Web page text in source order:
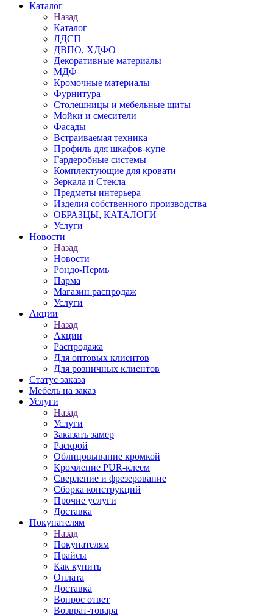
Каталог
Назад
Каталог
ЛДСП
ДВПО, ХДФО
Декоративные материалы
МДФ
Кромочные материалы
Фурнитура
Столешницы и мебельные щиты
Мойки и смесители
Фасады
Встраиваемая техника
Профиль для шкафов-купе
Гардеробные системы
Комплектующие для кровати
Зеркала и Стекла
Предметы интерьера
Изделия собственного производства
ОБРАЗЦЫ, КАТАЛОГИ
Услуги
Новости
Назад
Новости
Рондо-Пермь
Парма
Магазин распродаж
Услуги
Акции
Назад
Акции
Распродажа
Для оптовых клиентов
Для розничных клиентов
Статус заказа
Мебель на заказ
Услуги
Назад
Услуги
Заказать замер
Раскрой
Облицовывание кромкой
Кромление PUR-клеем
Сверление и фрезерование
Сборка конструкций
Прочие услуги
Доставка
Покупателям
Назад
Покупателям
Прайсы
Как купить
Оплата
Доставка
Вопрос ответ
Возврат-товара